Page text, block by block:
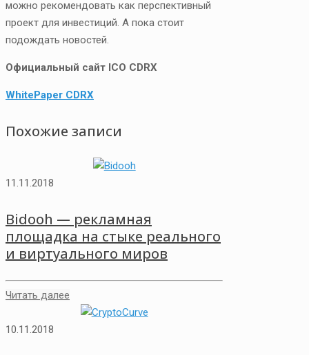
можно рекомендовать как перспективный
проект для инвестиций. А пока стоит
подождать новостей.
Официальный сайт ICO CDRX
WhitePaper CDRX
Похожие записи
11.11.2018
Bidooh — рекламная
площадка на стыке реального
и виртуального миров
Читать далее
10.11.2018